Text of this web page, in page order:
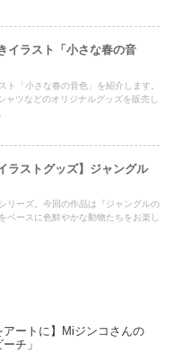
イラスト「小さな春の音
ト「小さな春の音色」を紹介します。
ャツなどのオリジナルグッズを販売し
ラストグッズ】ジャングル
リーズ。今回の作品は『ジャングルの
ベースに色鮮やかな動物たちをお楽し
アートに】Miジンコさんの
チ」